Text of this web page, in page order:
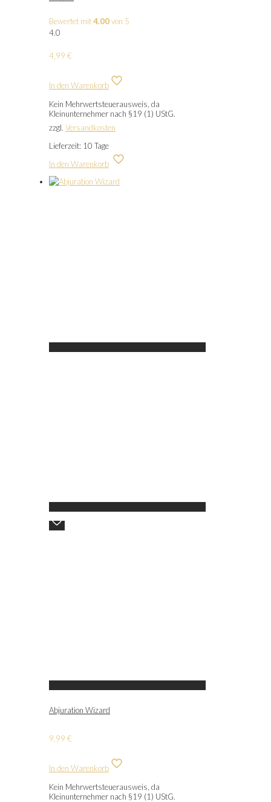
Bewertet mit4.00von 5
4.0
4,99 €
In den Warenkorb
Kein Mehrwertsteuerausweis, da
Kleinunternehmer nach §19 (1) UStG.
zzgl. Versandkosten
Lieferzeit: 10 Tage
In den Warenkorb
Abjuration Wizard
9,99 €
In den Warenkorb
Kein Mehrwertsteuerausweis, da
Kleinunternehmer nach §19 (1) UStG.